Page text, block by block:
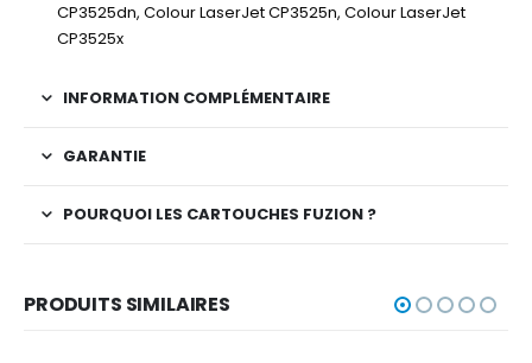
CP3525dn, Colour LaserJet CP3525n, Colour LaserJet
CP3525x
INFORMATION COMPLÉMENTAIRE
GARANTIE
POURQUOI LES CARTOUCHES FUZION ?
PRODUITS SIMILAIRES